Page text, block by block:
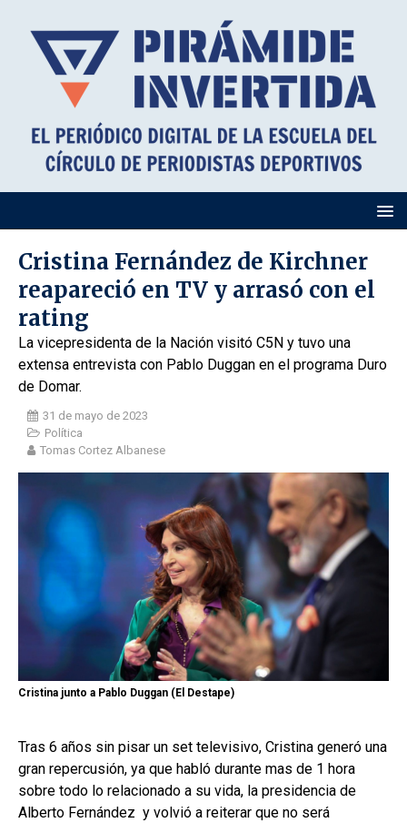
Cristina Fernández de Kirchner
reapareció en TV y arrasó con el
rating
La vicepresidenta de la Nación visitó C5N y tuvo una
extensa entrevista con Pablo Duggan en el programa Duro
de Domar.
31 de mayo de 2023
Política
Tomas Cortez Albanese
Cristina junto a Pablo Duggan (El Destape)
Tras 6 años sin pisar un set televisivo, Cristina generó una
gran repercusión, ya que habló durante mas de 1 hora
sobre todo lo relacionado a su vida, la presidencia de
Alberto Fernández y volvió a reiterar que no será